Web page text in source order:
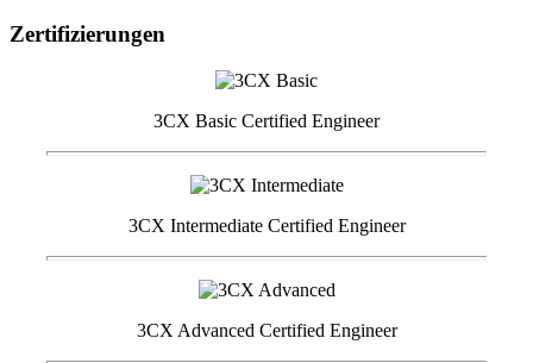
Zertifizierungen
3CX Basic Certified Engineer
3CX Intermediate Certified Engineer
3CX Advanced Certified Engineer